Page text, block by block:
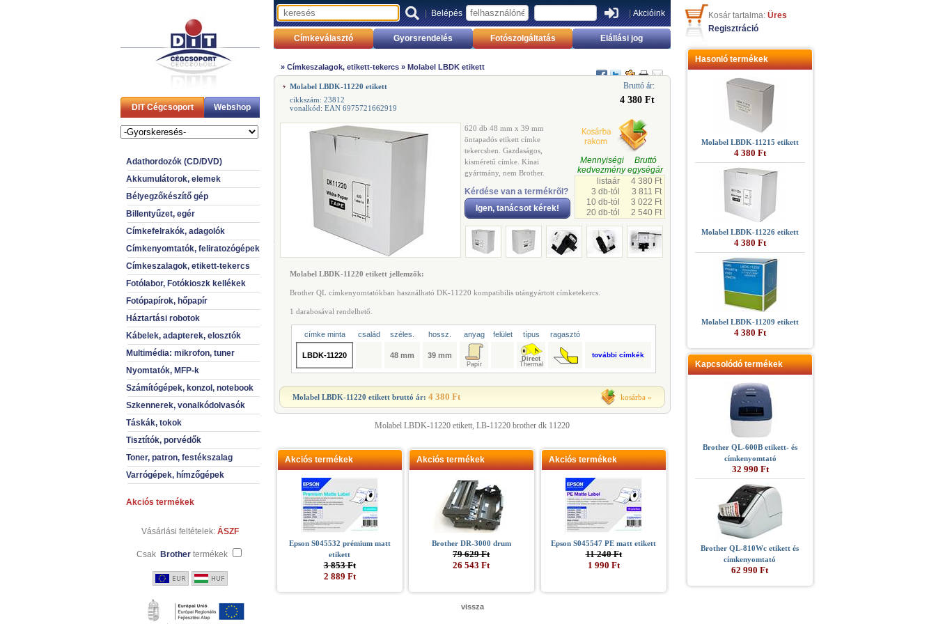
DIT Cégcsoport Webshop
Adathordozók (CD/DVD)
Akkumulátorok, elemek
Bélyegzőkészítő gép
Billentyűzet, egér
Címkefelrakók, adagolók
Címkenyomtatók, feliratozógépek
Címkeszalagok, etikett-tekercs
Fotólabor, Fotókioszk kellékek
Fotópapírok, hőpapír
Háztartási robotok
Kábelek, adapterek, elosztók
Multimédia: mikrofon, tuner
Nyomtatók, MFP-k
Számítógépek, konzol, notebook
Szkennerek, vonalkódolvasók
Táskák, tokok
Tisztítók, porvédők
Toner, patron, festékszalag
Varrógépek, hímzőgépek
Akciós termékek
Vásárlási feltételek: ÁSZF
Csak Brother termékek
|Belépés |Akcióink
Címkeválasztó Gyorsrendelés Fotószolgáltatás Elállási jog
» Címkeszalagok, etikett-tekercs » Molabel LBDK etikett
Molabel LBDK-11220 etikett
cikkszám: 23812
vonalkód: EAN 6975721662919
Bruttó ár:
4 380 Ft
620 db 48 mm x 39 mm
öntapadós etikett címke
tekercsben. Gazdaságos,
kisméretű címke. Kínai
gyártmány, nem Brother.
Kérdése van a termékrõl?
Igen, tanácsot kérek!
Mennyiségi Bruttó
kedvezmény egységár
listaár
4 380 Ft
3 db-tól
3 811 Ft
10 db-tól
3 022 Ft
20 db-tól
2 540 Ft
Molabel LBDK-11220 etikett jellemzők:
Brother QL címkenyomtatókban használható DK-11220 kompatibilis utángyártott címketekercs.
1 darabosával rendelhető.
címke minta család széles. hossz. anyag felület típus ragasztó
LBDK-11220 48 mm 39 mm további címkék
Molabel LBDK-11220 etikett bruttó ár: 4 380 Ft kosárba »
Molabel LBDK-11220 etikett, LB-11220 brother dk 11220
Akciós termékek
Epson S045532 prémium matt
etikett
3 853 Ft
2 889 Ft
Akciós termékek
Brother DR-3000 drum
79 629 Ft
26 543 Ft
Akciós termékek
Epson S045547 PE matt etikett
11 240 Ft
1 990 Ft
vissza
Kosár tartalma: Üres
Regisztráció
Hasonló termékek
Molabel LBDK-11215 etikett
4 380 Ft
Molabel LBDK-11226 etikett
4 380 Ft
Molabel LBDK-11209 etikett
4 380 Ft
Kapcsolódó termékek
Brother QL-600B etikett- és
címkenyomtató
32 990 Ft
Brother QL-810Wc etikett és
címkenyomtató
62 990 Ft